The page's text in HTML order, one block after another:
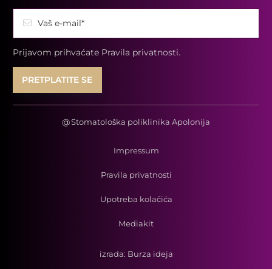
Vaš e-mail*
Prijavom prihvaćate Pravila privatnosti.
@Stomatološka poliklinika Apolonija
Impressum
Pravila privatnosti
Upotreba kolačića
Mediakit
izrada: Burza ideja